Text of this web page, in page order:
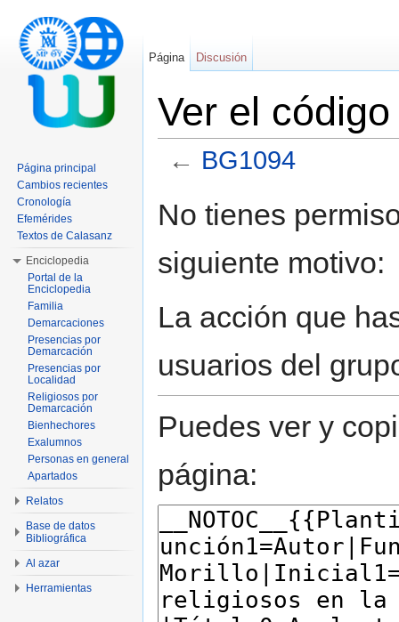
Ver el
← BG1094
No tienes
siguiente motivo:
La acción que
usuarios del
Puedes ver y
página:
Página Discusión
Página principal
Cambios recientes
Cronología
Efemérides
Textos de Calasanz
Enciclopedia
Portal de la
Enciclopedia
Familia
Demarcaciones
Presencias por
Demarcación
Presencias por
Localidad
Religiosos por
Demarcación
Bienhechores
Exalumnos
Personas en general
Apartados
Relatos
Base de datos
Bibliográfica
Al azar
Herramientas